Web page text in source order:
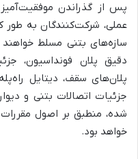
پس از گذراندن
عملی، شرکت‌کنندگان به طور
سازه‌های بتنی مسلط
دقیق پلان فونداسیون،
پلان‌های سقف، دیتایل
جزئیات اتصالات بتنی و
شده، منطبق بر اصول
خواهد بود.